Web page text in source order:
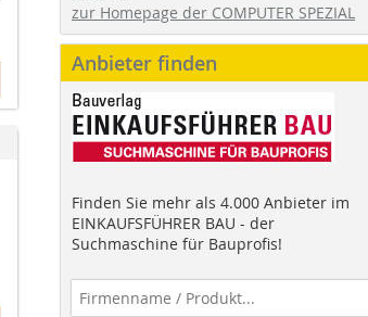
zur Homepage der COMPUTER SPEZIAL
Anbieter finden
Finden Sie mehr als 4.000 Anbieter im
EINKAUFSFÜHRER BAU - der
Suchmaschine für Bauprofis!